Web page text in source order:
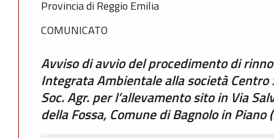
Provincia di Reggio Emilia
COMUNICATO
Avviso di avvio del procedimento di
Integrata Ambientale alla società Centro
Soc. Agr. per l’allevamento sito in Via
della Fossa, Comune di Bagnolo in